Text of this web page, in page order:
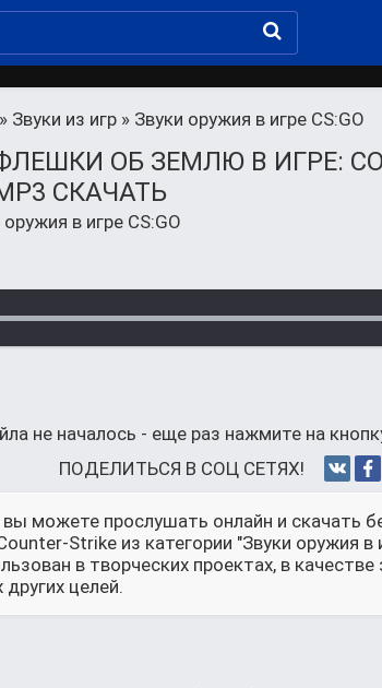
» Звуки из игр » Звуки оружия в игре CS:GO
ОБ ЗЕМЛЮ В ИГРЕ:
СКАЧАТЬ
оружия в игре CS:GO
не началось - еще раз нажмите на
ПОДЕЛИТЬСЯ В СОЦ СЕТЯХ!
можете прослушать онлайн и скачать
Strike из категории "Звуки оружия
в творческих проектах, в
целей.